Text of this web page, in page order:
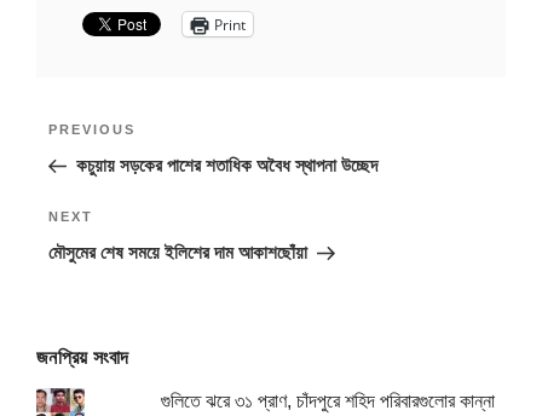
Print
Previous
Post
PREVIOUS
কচুয়ায় সড়কের পাশের শতাধিক অবৈধ স্থাপনা উচ্ছেদ
Next
Post
NEXT
মৌসুমের শেষ সময়ে ইলিশের দাম আকাশছোঁয়া
জনপ্রিয় সংবাদ
গুলিতে ঝরে ৩১ প্রাণ, চাঁদপুরে শহিদ পরিবারগুলোর কান্না